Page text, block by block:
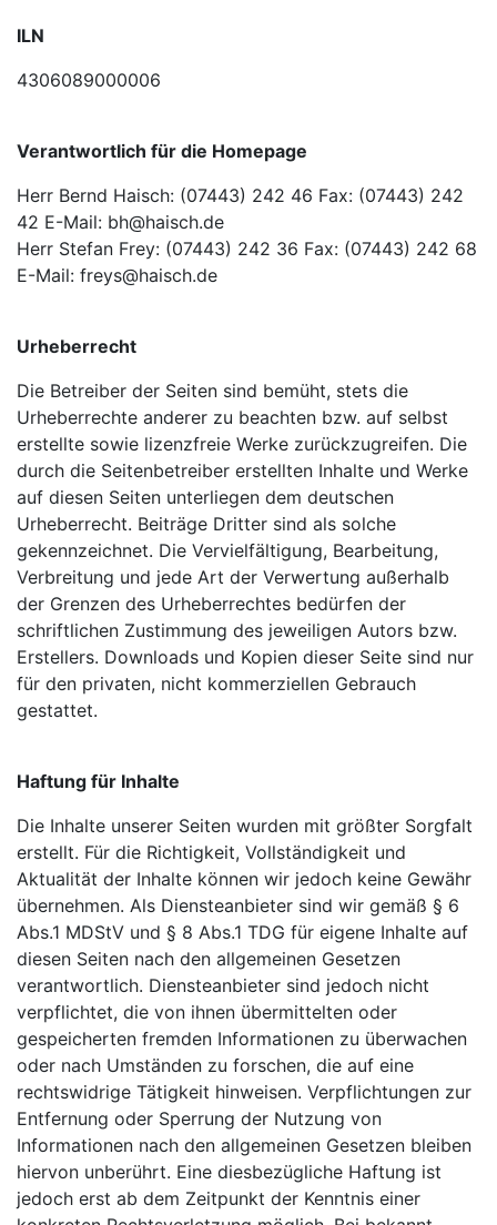
ILN
4306089000006
Verantwortlich für die Homepage
Herr Bernd Haisch: (07443) 242 46 Fax: (07443) 242
42 E-Mail: bh@haisch.de
Herr Stefan Frey: (07443) 242 36 Fax: (07443) 242 68
E-Mail: freys@haisch.de
Urheberrecht
Die Betreiber der Seiten sind bemüht, stets die
Urheberrechte anderer zu beachten bzw. auf selbst
erstellte sowie lizenzfreie Werke zurückzugreifen. Die
durch die Seitenbetreiber erstellten Inhalte und Werke
auf diesen Seiten unterliegen dem deutschen
Urheberrecht. Beiträge Dritter sind als solche
gekennzeichnet. Die Vervielfältigung, Bearbeitung,
Verbreitung und jede Art der Verwertung außerhalb
der Grenzen des Urheberrechtes bedürfen der
schriftlichen Zustimmung des jeweiligen Autors bzw.
Erstellers. Downloads und Kopien dieser Seite sind nur
für den privaten, nicht kommerziellen Gebrauch
gestattet.
Haftung für Inhalte
Die Inhalte unserer Seiten wurden mit größter Sorgfalt
erstellt. Für die Richtigkeit, Vollständigkeit und
Aktualität der Inhalte können wir jedoch keine Gewähr
übernehmen. Als Diensteanbieter sind wir gemäß § 6
Abs.1 MDStV und § 8 Abs.1 TDG für eigene Inhalte auf
diesen Seiten nach den allgemeinen Gesetzen
verantwortlich. Diensteanbieter sind jedoch nicht
verpflichtet, die von ihnen übermittelten oder
gespeicherten fremden Informationen zu überwachen
oder nach Umständen zu forschen, die auf eine
rechtswidrige Tätigkeit hinweisen. Verpflichtungen zur
Entfernung oder Sperrung der Nutzung von
Informationen nach den allgemeinen Gesetzen bleiben
hiervon unberührt. Eine diesbezügliche Haftung ist
jedoch erst ab dem Zeitpunkt der Kenntnis einer